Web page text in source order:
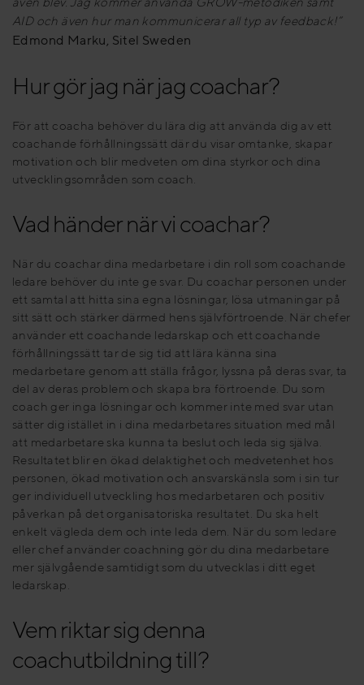
AID och även hur man kommunicerar all typ av feedback!”
Edmond Marku, Sitel Sweden
Hur gör jag när jag coachar?
För att coacha behöver du lära dig att använda dig av ett
coachande förhållningssätt där du visar omtanke, skapar
motivation och blir medveten om dina styrkor och dina
utvecklingsområden som coach.
Vad händer när vi coachar?
När du coachar dina medarbetare i din roll som coachande
ledare behöver du inte ge svar. Du coachar personen under
ett samtal att hitta sina egna lösningar, lösa utmaningar på
sitt sätt och stärker därmed hens självförtroende. När chefer
använder ett coachande ledarskap och ett coachande
förhållningssätt tar de sig tid att lära känna sina
medarbetare genom att ställa frågor, lyssna på deras svar, ta
del av deras problem och skapa bra förtroende. Du som
coach ger inga lösningar och kommer inte med svar utan
sätter dig istället in i dina medarbetares situation med mål
att medarbetare ska kunna ta beslut och leda sig själva.
Resultatet blir en ökad delaktighet och medvetenhet hos
personen, ökad motivation och ansvarskänsla som i sin tur
ger individuell utveckling hos medarbetaren och positiv
påverkan på det organisatoriska resultatet. Du ska helt
enkelt vägleda dem och inte leda dem. När du som ledare
eller chef använder coachning gör du dina medarbetare
mer självgående samtidigt som du utvecklas i ditt eget
ledarskap.
Vem riktar sig denna
coachutbildning till?